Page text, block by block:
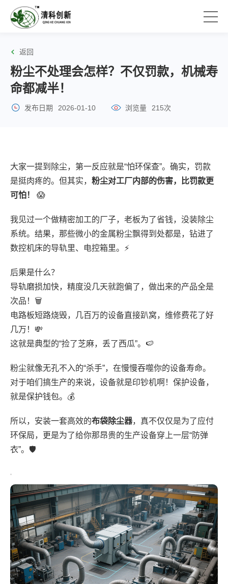
返回
粉尘不处理会怎样？不仅罚款，机械寿
命都减半！
发布日期 2026-01-10 浏览量 215次
大家一提到除尘，第一反应就是“怕环保查”。确实，罚款
是挺肉疼的。但其实， 粉尘对工厂内部的伤害，比罚款更
可怕！
😱
我见过一个做精密加工的厂子，老板为了省钱，没装除尘
系统。结果，那些微小的金属粉尘飘得到处都是，钻进了
数控机床的导轨里、电控箱里。⚡
后果是什么？
导轨磨损加快，精度没几天就跑偏了，做出来的产品全是
次品！🗑️
电路板短路烧毁，几百万的设备直接趴窝，维修费花了好
几万！💸
这就是典型的“捡了芝麻，丢了西瓜”。🍉
粉尘就像无孔不入的“杀手”，在慢慢吞噬你的设备寿命。
对于咱们搞生产的来说，设备就是印钞机啊！保护设备，
就是保护钱包。💰
所以，安装一套高效的布袋除尘器，真不仅仅是为了应付
环保局，更是为了给你那昂贵的生产设备穿上一层“防弹
衣”。🛡️